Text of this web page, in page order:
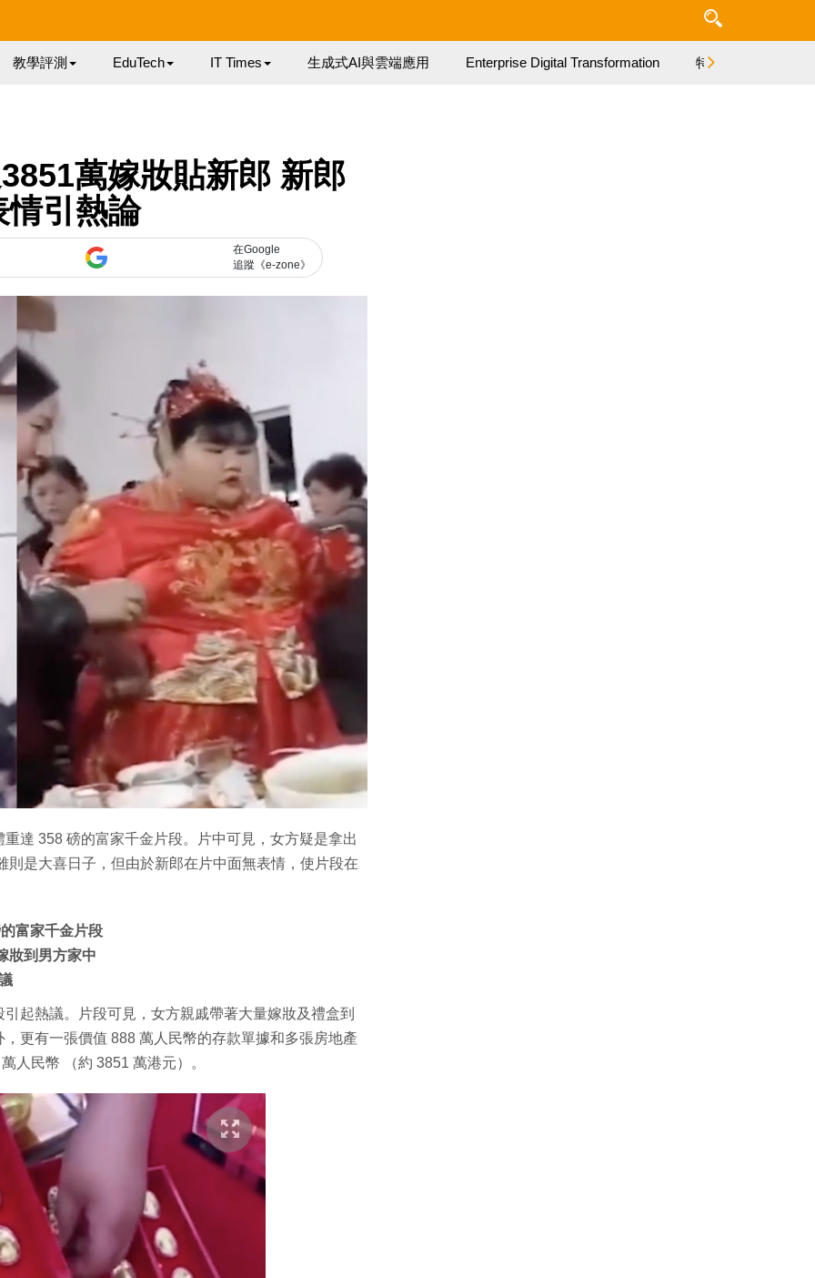
教學評測 EduTech IT Times 生成式AI與雲端應用 Enterprise Digital Transformation 特集
萬嫁妝貼新郎 新郎
情引熱論
在Google
追蹤《e-zone》
達 358 磅的富家千金片段。片中可見，女方疑是拿出
是大喜日子，但由於新郎在片中面無表情，使片段在
富家千金片段
妝到男方家中
起熱議。片段可見，女方親戚帶著大量嫁妝及禮盒到
更有一張價值 888 萬人民幣的存款單據和多張房地產
人民幣 （約 3851 萬港元）。